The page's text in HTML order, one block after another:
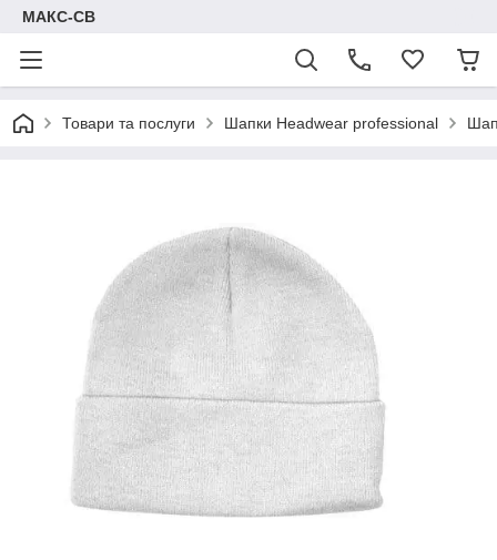
МАКС-СВ
Товари та послуги Шапки Headwear professional